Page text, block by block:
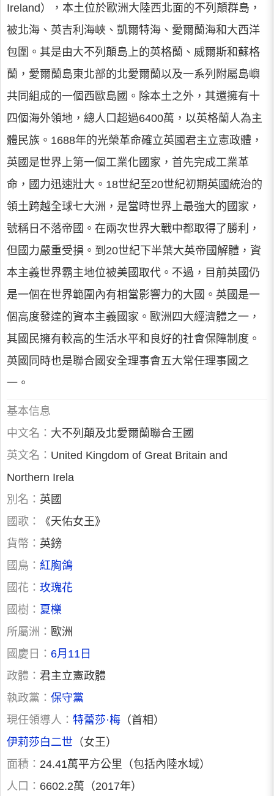
Ireland），本土位於歐洲大陸西北面的不列顛群島，
被北海、英吉利海峽、凱爾特海、愛爾蘭海和大西洋
包圍。其是由大不列顛島上的英格蘭、威爾斯和蘇格
蘭，愛爾蘭島東北部的北愛爾蘭以及一系列附屬島嶼
共同組成的一個西歐島國。除本土之外，其還擁有十
四個海外領地，總人口超過6400萬，以英格蘭人為主
體民族。1688年的光榮革命確立英國君主立憲政體，
英國是世界上第一個工業化國家，首先完成工業革
命，國力迅速壯大。18世紀至20世紀初期英國統治的
領土跨越全球七大洲，是當時世界上最強大的國家，
號稱日不落帝國。在兩次世界大戰中都取得了勝利，
但國力嚴重受損。到20世紀下半葉大英帝國解體，資
本主義世界霸主地位被美國取代。不過，目前英國仍
是一個在世界範圍內有相當影響力的大國。英國是一
個高度發達的資本主義國家。歐洲四大經濟體之一，
其國民擁有較高的生活水平和良好的社會保障制度。
英國同時也是聯合國安全理事會五大常任理事國之
一。
基本信息
中文名： 大不列顛及北愛爾蘭聯合王國
英文名： United Kingdom of Great Britain and
Northern Irela
別名： 英國
國歌：
《天佑女王》
貨幣： 英鎊
國鳥： 紅胸鴿
國花： 玫瑰花
國樹： 夏櫟
所屬洲： 歐洲
國慶日： 6月11日
政體： 君主立憲政體
執政黨： 保守黨
現任領導人： 特蕾莎·梅 （首相）
伊莉莎白二世 （女王）
面積： 24.41萬平方公里（包括內陸水域）
人口： 6602.2萬（2017年）